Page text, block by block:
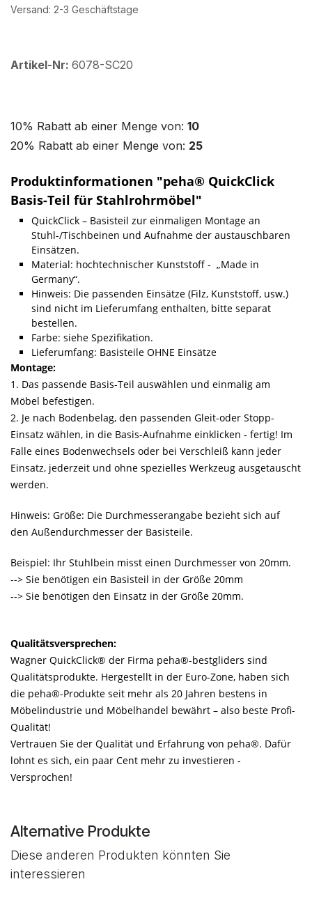
Versand: 2-3 Geschäftstage
Artikel-Nr: 6078-SC20
10% Rabatt ab einer Menge von: 10
20% Rabatt ab einer Menge von: 25
Produktinformationen "peha® QuickClick
Basis-Teil für Stahlrohrmöbel"
QuickClick – Basisteil zur einmaligen Montage an
Stuhl-/Tischbeinen und Aufnahme der austauschbaren
Einsätzen.
Material: hochtechnischer Kunststoff - „Made in
Germany“.
Hinweis: Die passenden Einsätze (Filz, Kunststoff, usw.)
sind nicht im Lieferumfang enthalten, bitte separat
bestellen.
Farbe: siehe Spezifikation.
Lieferumfang: Basisteile OHNE Einsätze
Montage:
1. Das passende Basis-Teil auswählen und einmalig am
Möbel befestigen.
2. Je nach Bodenbelag, den passenden Gleit-oder Stopp-
Einsatz wählen, in die Basis-Aufnahme einklicken - fertig! Im
Falle eines Bodenwechsels oder bei Verschleiß kann jeder
Einsatz, jederzeit und ohne spezielles Werkzeug ausgetauscht
werden.
Hinweis: Größe: Die Durchmesserangabe bezieht sich auf
den Außendurchmesser der Basisteile.
Beispiel: Ihr Stuhlbein misst einen Durchmesser von 20mm.
--> Sie benötigen ein Basisteil in der Größe 20mm
--> Sie benötigen den Einsatz in der Größe 20mm.
Qualitätsversprechen:
Wagner QuickClick® der Firma peha®-bestgliders sind
Qualitätsprodukte. Hergestellt in der Euro-Zone, haben sich
die peha®-Produkte seit mehr als 20 Jahren bestens in
Möbelindustrie und Möbelhandel bewährt – also beste Profi-
Qualität!
Vertrauen Sie der Qualität und Erfahrung von peha®. Dafür
lohnt es sich, ein paar Cent mehr zu investieren -
Versprochen!
Alternative Produkte
Diese anderen Produkten könnten Sie
interessieren